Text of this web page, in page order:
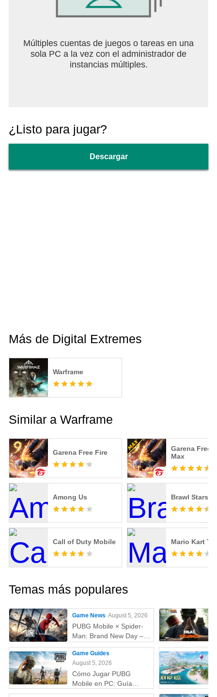
Múltiples cuentas de juegos o tareas en una
sola PC a la vez con el administrador de
instancias múltiples.
¿Listo para jugar?
Descargar
Más de Digital Extremes
Warframe
Similar a Warframe
Garena Free Fire
Garena Free
Max
Among Us Brawl Stars
Call of Duty Mobile Mario Kart
Temas más populares
Game News August 5, 2026
PUBG Mobile × Spider-
Man: Brand New Day –
Todo lo que debes saber:
skins, fecha,
recompensas y más
Game Guides
August 5, 2026
Cómo Jugar PUBG
Mobile en PC: Guía
Completa (Fácil y